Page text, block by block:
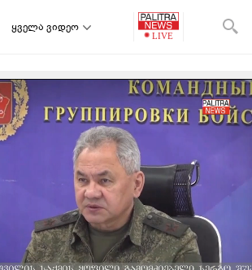
ყველა ვიდეო